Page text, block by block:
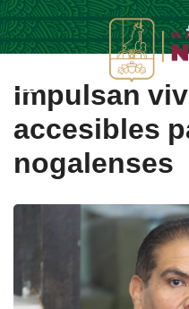
Impulsan
accesibles
nogalenses